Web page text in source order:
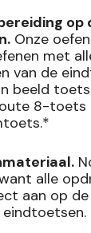
op
Onze
met
van de
beeld
8-toets
alle
aan op de
eindtoetsen.